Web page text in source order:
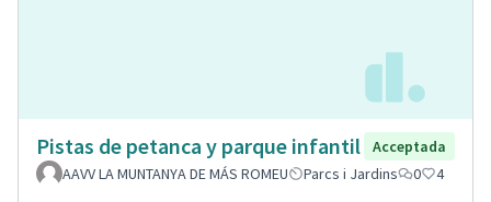
Pistas de petanca y parque infantil
Acceptada
AAVV LA MUNTANYA DE MÁS ROMEU
Parcs i Jardins 0 4